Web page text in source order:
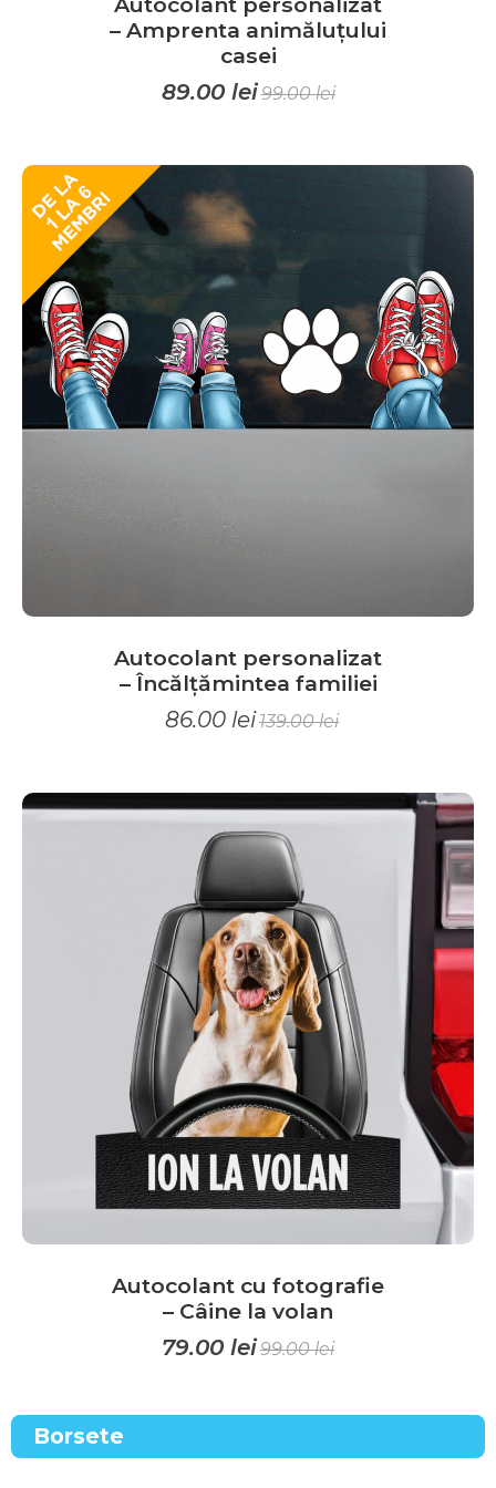
– Amprenta animăluțului
casei
89.00 lei99.00lei
mai
variații.
Opțiunile
pot
fi
alese
în
Autocolant personalizat
– Încălțămintea familiei
86.00 lei139.00lei
Autocolant cu fotografie
– Câine la volan
79.00 lei99.00lei
are
Borsete